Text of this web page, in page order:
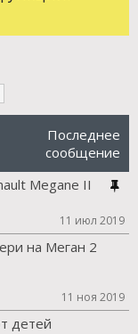
Последнее
сообщение
Megane II
11 июл 2019
на Меган 2
11 ноя 2019
детей